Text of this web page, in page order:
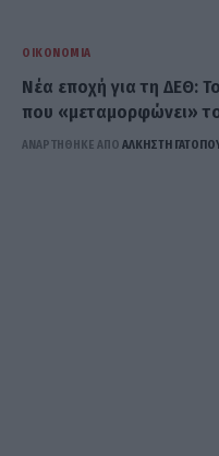
ΟΙΚΟΝΟΜΊΑ
Νέα εποχή για τη ΔΕΘ:
που «μεταμορφώνει»
ΑΝΑΡΤΗΘΗΚΕ ΑΠΟ ΆΛΚΗΣΤΗ